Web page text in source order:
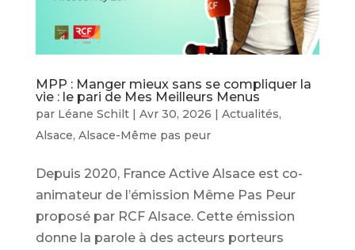
MPP : Manger mieux sans se compliquer la
vie : le pari de Mes Meilleurs Menus
par Léane Schilt| Avr 30, 2026 Actualités,
Alsace, Alsace-Même pas peur
Depuis 2020, France Active Alsace est co-
animateur de l’émission Même Pas Peur
proposé par RCF Alsace. Cette émission
donne la parole à des acteurs porteurs